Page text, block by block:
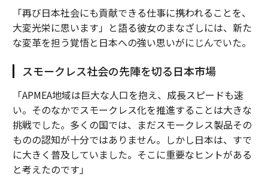
「再び日本社会にも貢献できる仕事に携われることを、
大変光栄に思います」と語る彼女のまなざしには、新た
な変革を担う覚悟と日本への強い思いがにじんでいた。
スモークレス社会の先陣を切る日本市場
「APMEA地域は巨大な人口を抱え、成長スピードも速
い。そのなかでスモークレス化を推進することは大きな
挑戦でした。多くの国では、まだスモークレス製品その
ものの認知が十分ではありません。しかし日本は、すで
に大きく普及していました。そこに重要なヒントがある
と考えたのです」